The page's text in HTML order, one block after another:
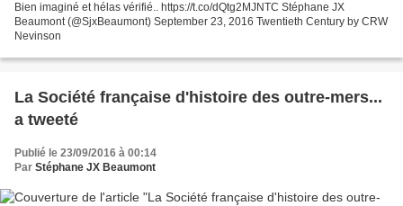
Bien imaginé et hélas vérifié.. https://t.co/dQtg2MJNTC Stéphane JX
Beaumont (@SjxBeaumont) September 23, 2016 Twentieth Century by CRW
Nevinson
La Société française d'histoire des outre-mers...
a tweeté
Publié le 23/09/2016 à 00:14
Par Stéphane JX Beaumont